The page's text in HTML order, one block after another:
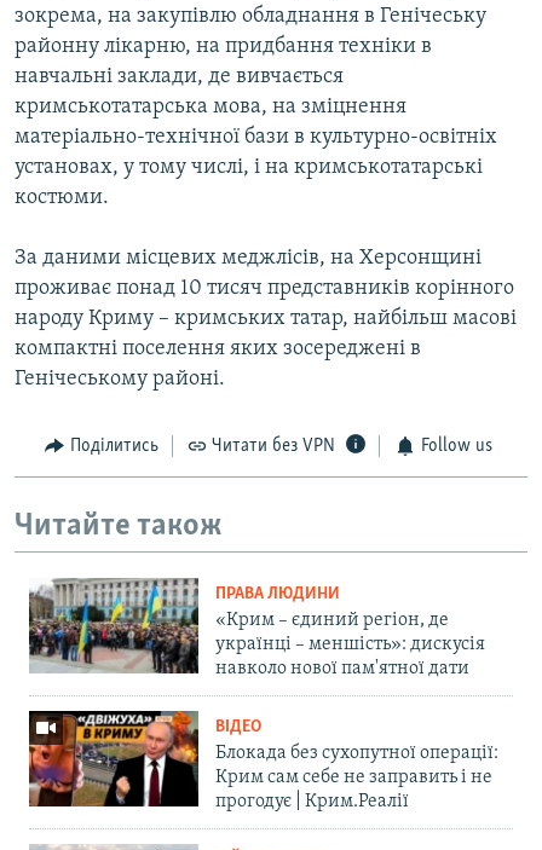
зокрема, на закупівлю обладнання в Генічеську
районну лікарню, на придбання техніки в
навчальні заклади, де вивчається
кримськотатарська мова, на зміцнення
матеріально-технічної бази в культурно-освітніх
установах, у тому числі, і на кримськотатарські
костюми.
За даними місцевих меджлісів, на Херсонщині
проживає понад 10 тисяч представників корінного
народу Криму – кримських татар, найбільш масові
компактні поселення яких зосереджені в
Генічеському районі.
Поділитись Читати без VPN Follow us
Читайте також
ПРАВА ЛЮДИНИ
«Крим – єдиний регіон, де
українці – меншість»: дискусія
навколо нової пам'ятної дати
ВІДЕО
Блокада без сухопутної операції:
Крим сам себе не заправить і не
прогодує | Крим.Реалії